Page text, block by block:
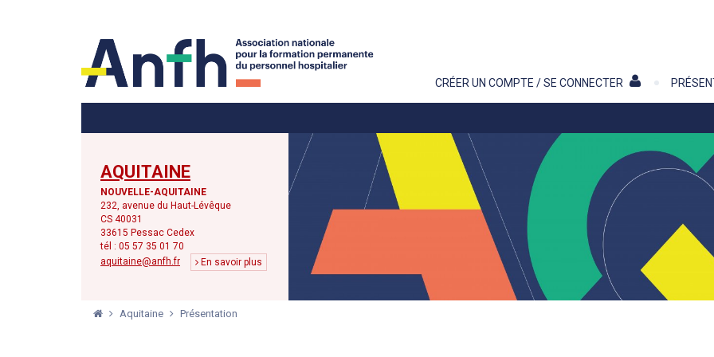
CRÉER UN COMPTE / SE CONNECTER
AQUITAINE
NOUVELLE-AQUITAINE
232, avenue du Haut-Lévêque
CS 40031
33615 Pessac Cedex
tél : 05 57 35 01 70
aquitaine@anfh.fr
En savoir plus
Aquitaine Présentation